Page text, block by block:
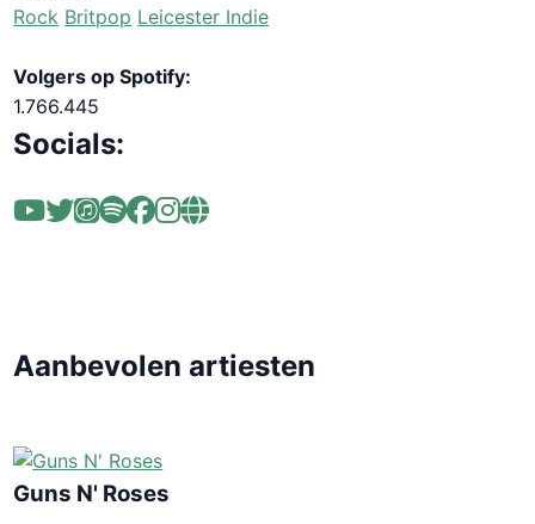
Rock Britpop Leicester Indie
Volgers op Spotify:
1.766.445
Socials:
Aanbevolen artiesten
Guns N' Roses